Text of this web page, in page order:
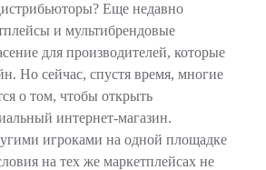
Еще недавно
и мультибрендовые
для производителей, которые
Но сейчас, спустя время, многие
о том, чтобы открыть
интернет-магазин.
игроками на одной площадке
на тех же маркетплейсах не